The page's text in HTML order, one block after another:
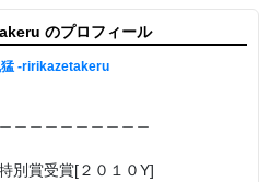
ような眼差しは”
]を絵本化。
凛々風 猛-リリカゼタケル
のプロフィール
猛 -ririkazetakeru
別賞受賞[２０１０Y]